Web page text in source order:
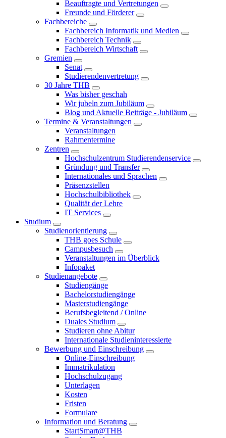
Beauftragte und Vertretungen
Freunde und Förderer
Fachbereiche
Fachbereich Informatik und Medien
Fachbereich Technik
Fachbereich Wirtschaft
Gremien
Senat
Studierendenvertretung
30 Jahre THB
Was bisher geschah
Wir jubeln zum Jubiläum
Blog und Aktuelle Beiträge - Jubiläum
Termine & Veranstaltungen
Veranstaltungen
Rahmentermine
Zentren
Hochschulzentrum Studierendenservice
Gründung und Transfer
Internationales und Sprachen
Präsenzstellen
Hochschulbibliothek
Qualität der Lehre
IT Services
Studium
Studienorientierung
THB goes Schule
Campusbesuch
Veranstaltungen im Überblick
Infopaket
Studienangebote
Studiengänge
Bachelorstudiengänge
Masterstudiengänge
Berufsbegleitend / Online
Duales Studium
Studieren ohne Abitur
Internationale Studieninteressierte
Bewerbung und Einschreibung
Online-Einschreibung
Immatrikulation
Hochschulzugang
Unterlagen
Kosten
Fristen
Formulare
Information und Beratung
StartSmart@THB